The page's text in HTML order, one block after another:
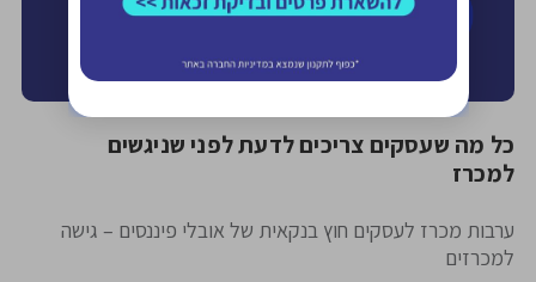
כל מה שעסקים צריכים לדעת לפני שניגשים
למכרז
ערבות מכרז לעסקים חוץ בנקאית של אובלי פיננסים – גישה
למכרזים